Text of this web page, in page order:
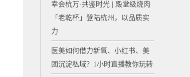
幸会杭万·共鉴时光 | 殿堂级烧肉
「老乾杯」登陆杭州，以品质实
力
医美如何借力新氧、小红书、美
团沉淀私域？1小时直播教你玩转